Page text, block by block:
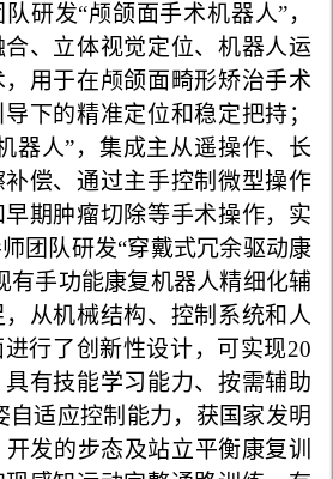
研发“颅颌面手术机器人”，
、立体视觉定位、机器人运
用于在颅颌面畸形矫治手术
下的精准定位和稳定把持；
器人”，集成主从遥操作、长
偿、通过主手控制微型操作
期肿瘤切除等手术操作，实
团队研发“穿戴式冗余驱动康
有手功能康复机器人精细化辅
从机械结构、控制系统和人
行了创新性设计，可实现20
有技能学习能力、按需辅助
自适应控制能力，获国家发明
开发的步态及站立平衡康复训